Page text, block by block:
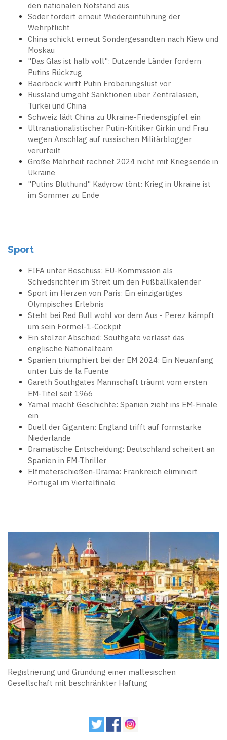
den nationalen Notstand aus
Söder fordert erneut Wiedereinführung der
Wehrpflicht
China schickt erneut Sondergesandten nach Kiew und
Moskau
"Das Glas ist halb voll": Dutzende Länder fordern
Putins Rückzug
Baerbock wirft Putin Eroberungslust vor
Russland umgeht Sanktionen über Zentralasien,
Türkei und China
Schweiz lädt China zu Ukraine-Friedensgipfel ein
Ultranationalistischer Putin-Kritiker Girkin und Frau
wegen Anschlag auf russischen Militärblogger
verurteilt
Große Mehrheit rechnet 2024 nicht mit Kriegsende in
Ukraine
"Putins Bluthund" Kadyrow tönt: Krieg in Ukraine ist
im Sommer zu Ende
Sport
FIFA unter Beschuss: EU-Kommission als
Schiedsrichter im Streit um den Fußballkalender
Sport im Herzen von Paris: Ein einzigartiges
Olympisches Erlebnis
Steht bei Red Bull wohl vor dem Aus - Perez kämpft
um sein Formel-1-Cockpit
Ein stolzer Abschied: Southgate verlässt das
englische Nationalteam
Spanien triumphiert bei der EM 2024: Ein Neuanfang
unter Luis de la Fuente
Gareth Southgates Mannschaft träumt vom ersten
EM-Titel seit 1966
Yamal macht Geschichte: Spanien zieht ins EM-Finale
ein
Duell der Giganten: England trifft auf formstarke
Niederlande
Dramatische Entscheidung: Deutschland scheitert an
Spanien in EM-Thriller
Elfmeterschießen-Drama: Frankreich eliminiert
Portugal im Viertelfinale
Registrierung und Gründung einer maltesischen
Gesellschaft mit beschränkter Haftung